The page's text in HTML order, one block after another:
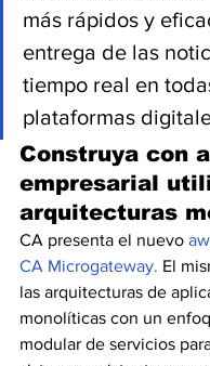
más rápidos y
entrega de las
tiempo real en
plataformas
Construya con
empresarial
arquitecturas
CA presenta el nuevo
CA Microgateway. El
las arquitecturas de
monolíticas con un
modular de servicios